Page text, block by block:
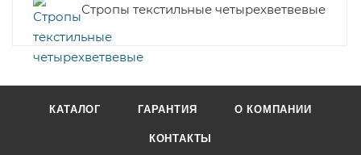
Стропы текстильные четырехветвевые
КАТАЛОГ ГАРАНТИЯ О КОМПАНИИ
КОНТАКТЫ